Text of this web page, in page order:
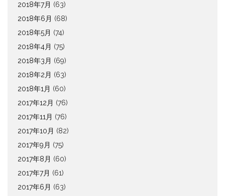
2018年7月 (63)
2018年6月 (68)
2018年5月 (74)
2018年4月 (75)
2018年3月 (69)
2018年2月 (63)
2018年1月 (60)
2017年12月 (76)
2017年11月 (76)
2017年10月 (82)
2017年9月 (75)
2017年8月 (60)
2017年7月 (61)
2017年6月 (63)